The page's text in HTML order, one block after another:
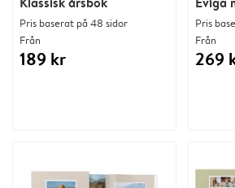
Pris baserat på 48 sidor
Från
189 kr
Pris
Från
269